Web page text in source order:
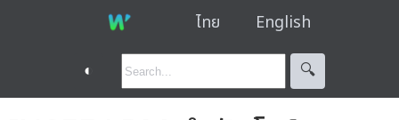
ไทย English
◐ 🔍︎